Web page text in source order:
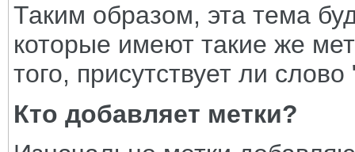
Таким образом, эта тема
которые имеют такие же
того, присутствует ли
Кто добавляет метки?